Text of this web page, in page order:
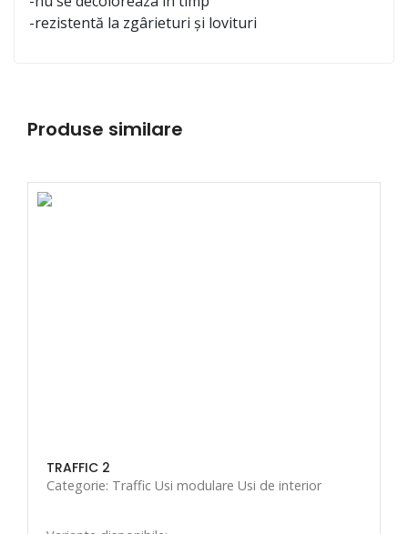
-rezistentă la zgârieturi și lovituri
Produse similare
TRAFFIC 2
Categorie: Traffic Usi modulare Usi de interior